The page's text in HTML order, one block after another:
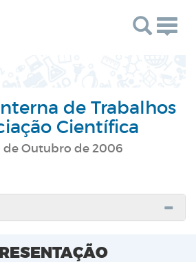
de Trabalhos
Científica
de Outubro de 2006